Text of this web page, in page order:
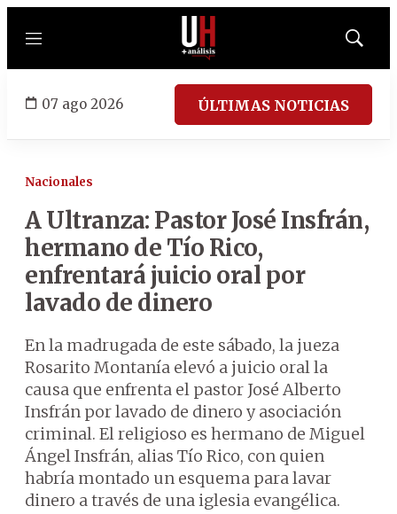
Menú
Mostrar
07 ago 2026 ÚLTIMAS NOTICIAS
Nacionales
A Ultranza: Pastor José Insfrán,
hermano de Tío Rico,
enfrentará juicio oral por
lavado de dinero
En la madrugada de este sábado, la jueza
Rosarito Montanía elevó a juicio oral la
causa que enfrenta el pastor José Alberto
Insfrán por lavado de dinero y asociación
criminal. El religioso es hermano de Miguel
Ángel Insfrán, alias Tío Rico, con quien
habría montado un esquema para lavar
dinero a través de una iglesia evangélica.